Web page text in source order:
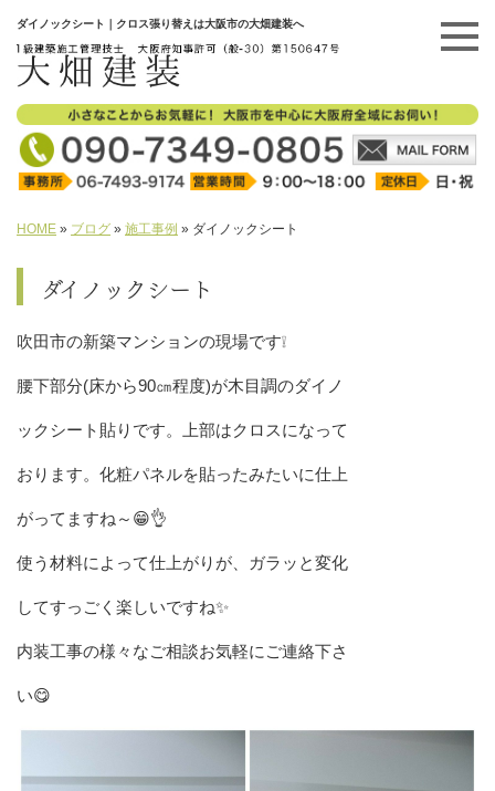
ダイノックシート｜クロス張り替えは大阪市の大畑建装へ
HOME » ブログ » 施工事例 » ダイノックシート
ダイノックシート
吹田市の新築マンションの現場です❕
腰下部分(床から90㎝程度)が木目調のダイノ
ックシート貼りです。上部はクロスになって
おります。化粧パネルを貼ったみたいに仕上
がってますね～😁👌
使う材料によって仕上がりが、ガラッと変化
してすっごく楽しいですね✨
内装工事の様々なご相談お気軽にご連絡下さ
い😋